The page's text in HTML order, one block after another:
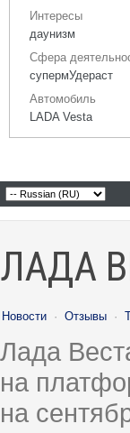
Интересы
даунизм
Сфера
супермУдераст
Автомобиль
LADA Vesta
ЛАДА
Новости · Отзывы ·
Лада
на
на